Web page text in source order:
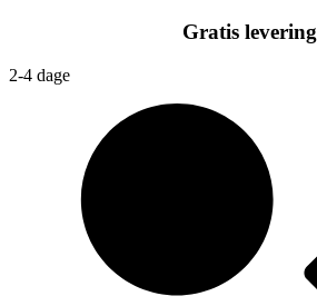
Gratis levering
2-4 dage